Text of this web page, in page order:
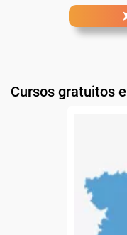
Cursos gratuitos